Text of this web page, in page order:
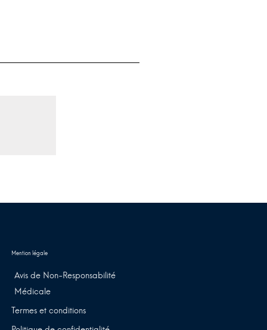
Avis de Non-Responsabilité
Médicale
Termes et conditions